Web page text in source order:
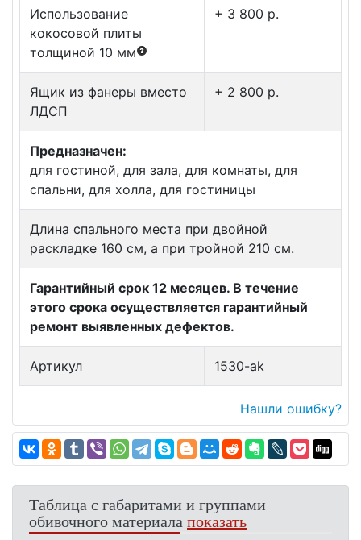
Использование
кокосовой плиты
толщиной 10 мм
+ 3 800 p.
Ящик из фанеры вместо
ЛДСП
+ 2 800 p.
Предназначен:
для гостиной, для зала, для комнаты, для
спальни, для холла, для гостиницы
Длина спального места при двойной
раскладке 160 см, а при тройной 210 см.
Гарантийный срок 12 месяцев. В течение
этого срока осуществляется гарантийный
ремонт выявленных дефектов.
Артикул 1530-ak
Нашли ошибку?
Таблица с габаритами и группами
обивочного материалапоказать